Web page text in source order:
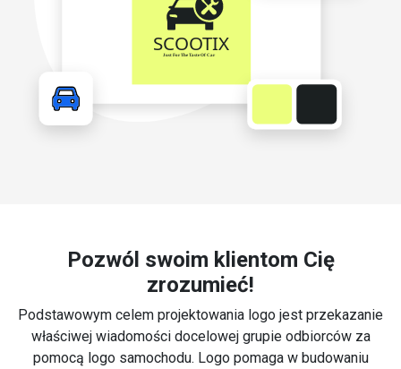
Pozwól swoim klientom Cię
zrozumieć!
Podstawowym celem projektowania logo jest przekazanie
właściwej wiadomości docelowej grupie odbiorców za
pomocą logo samochodu. Logo pomaga w budowaniu